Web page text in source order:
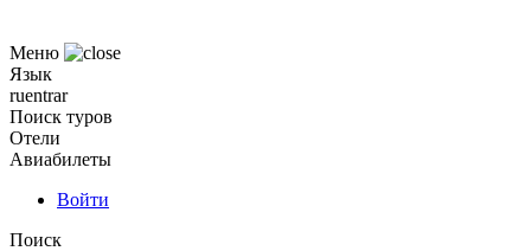
Меню
Язык
ruentrar
Поиск туров
Отели
Авиабилеты
Войти
Поиск